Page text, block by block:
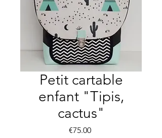
Petit cartable
enfant "Tipis,
cactus"
€75.00Price